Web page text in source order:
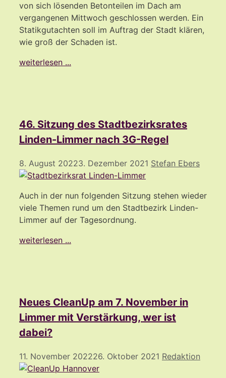
von sich lösenden Betonteilen im Dach am
vergangenen Mittwoch geschlossen werden. Ein
Statikgutachten soll im Auftrag der Stadt klären,
wie groß der Schaden ist.
weiterlesen ...
46. Sitzung des Stadtbezirksrates
Linden-Limmer nach 3G-Regel
8. August 20223. Dezember 2021 Stefan Ebers
Auch in der nun folgenden Sitzung stehen wieder
viele Themen rund um den Stadtbezirk Linden-
Limmer auf der Tagesordnung.
weiterlesen ...
Neues CleanUp am 7. November in
Limmer mit Verstärkung, wer ist
dabei?
11. November 202226. Oktober 2021 Redaktion